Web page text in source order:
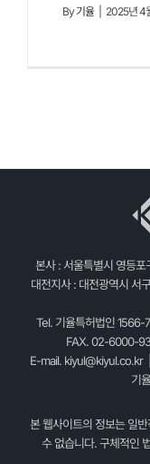
By기율 2025년 4
본사 : 서울특별시 영등
대전지사 : 대전광역시 서
Tel. 기율특허법인
FAX. 02-6000-
E-mail. kiyul@kiyul.co.kr|
기
본 웹사이트의 정보는 일
수 없습니다. 구체적인